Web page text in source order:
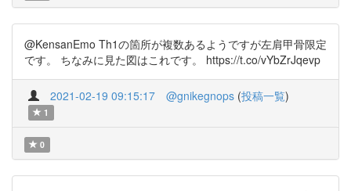
@KensanEmo Th1の箇所が複数あるようですが左肩甲骨限定
です。 ちなみに見た図はこれです。 https://t.co/vYbZrJqevp
2021-02-19 09:15:17 @gnikegnops (投稿一覧)
1
0